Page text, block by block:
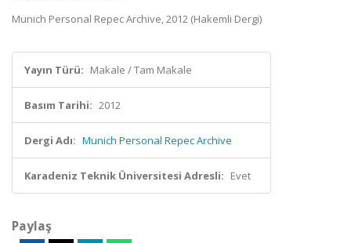
Munich Personal Repec Archive, 2012 (Hakemli Dergi)
Yayın Türü: Makale / Tam Makale
Basım Tarihi: 2012
Dergi Adı: Munich Personal Repec Archive
Karadeniz Teknik Üniversitesi Adresli: Evet
Paylaş